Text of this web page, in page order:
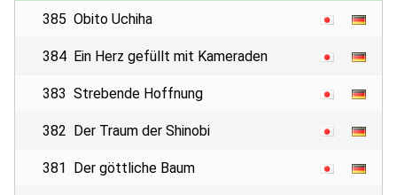
385 Obito Uchiha
384 Ein Herz gefüllt mit Kameraden
383 Strebende Hoffnung
382 Der Traum der Shinobi
381 Der göttliche Baum